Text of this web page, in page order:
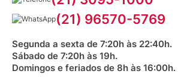
O Colchão Inflável Caixa de Ovo
Posso usar o Colchão Inflável
Aniversário Venancio 2025
Bioimpedância Gratuita
Saúde na praça
(21) 96570-5769
Segunda a sexta de 7:20h às 22:40h.
Sábado de 7:20h às 19h.
Domingos e feriados de 8h às 16:00h.